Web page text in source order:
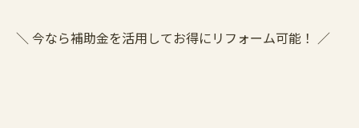
＼ 今なら補助金を活用してお得にリフォーム可能！ ／